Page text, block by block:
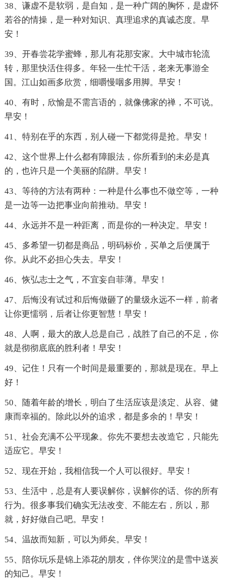
38、谦虚不是软弱，是自知，是一种广阔的胸怀，是虚怀
若谷的情操，是一种对知识、真理追求的真诚态度。早
安！
39、开春尝花学蜜蜂，那儿有花那安家。大中城市轮流
转，那里快活住得多。年轻一生忙干活，老来无事游全
国。江山如画多欣赏，细嚼慢咽多用脚。早安！
40、有时，欣愉是不需言语的，就像佛家的禅，不可说。
早安！
41、特别在乎的东西，别人碰一下都觉得是抢。早安！
42、这个世界上什么都有障眼法，你所看到的未必是真
的，也许只是一个美丽的陷阱。早安！
43、等待的方法有两种：一种是什么事也不做空等，一种
是一边等一边把事业向前推动。早安！
44、永远并不是一种距离，而是你的一种决定。早安！
45、多希望一切都是商品，明码标价，买单之后便属于
你。从此不必担心失去。早安！
46、恢弘志士之气，不宜妄自菲薄。早安！
47、后悔没有试过和后悔做砸了的量级永远不一样，前者
让你更懦弱，后者让你更智慧！早安！
48、人啊，最大的敌人总是自己，战胜了自己的不足，你
就是彻彻底底的胜利者！早安！
49、记住！只有一个时间是最重要的，那就是现在。早上
好！
50、随着年龄的增长，明白了生活应该是淡定、从容、健
康而幸福的。除此以外的追求，都是多余的！早安！
51、社会充满不公平现象。你先不要想去改造它，只能先
适应它。早安！
52、现在开始，我相信我一个人可以很好。早安！
53、生活中，总是有人要误解你，误解你的话、你的所有
行为。很多事我们确实无法改变、不能左右，所以，那
就，好好做自己吧。早安！
54、温故而知新，可以为师矣。早安！
55、陪你玩乐是锦上添花的朋友，伴你哭泣的是雪中送炭
的知己。早安！